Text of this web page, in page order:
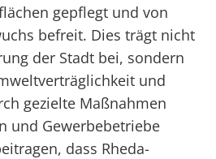
gepflegt und von
befreit. Dies trägt nicht
der Stadt bei, sondern
und
gezielte Maßnahmen
und Gewerbebetriebe
dass Rheda-